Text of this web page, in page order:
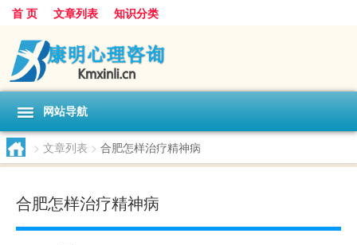
首 页 文章列表 知识分类
网站导航
> 文章列表 > 合肥怎样治疗精神病
合肥怎样治疗精神病